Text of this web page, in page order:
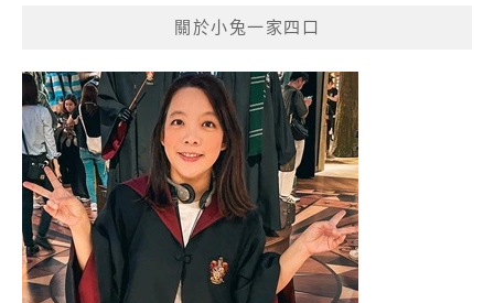
關於小兔一家四口